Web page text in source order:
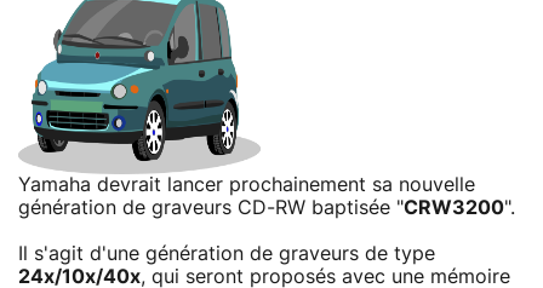
Yamaha devrait lancer prochainement sa nouvelle
génération de graveurs CD-RW baptisée "CRW3200".
Il s'agit d'une génération de graveurs de type
24x/10x/40x, qui seront proposés avec une mémoire